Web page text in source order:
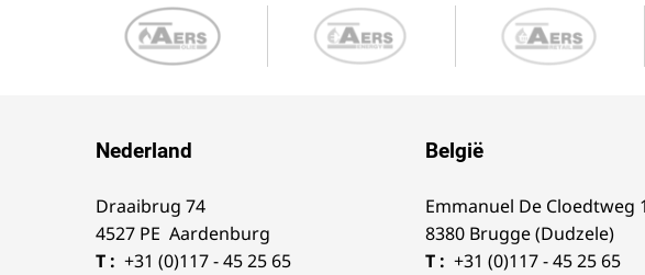
Nederland
Draaibrug 74
4527 PE Aardenburg
T : +31 (0)117 - 45 25 65
België
Emmanuel De Cloedtweg 1
8380 Brugge (Dudzele)
T : +31 (0)117 - 45 25 65